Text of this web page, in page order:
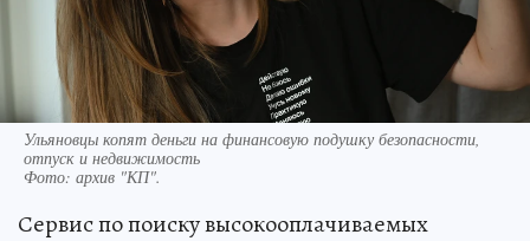
Ульяновцы копят деньги на финансовую подушку безопасности,
отпуск и недвижимость
Фото: архив "КП".
Сервис по поиску высокооплачиваемых